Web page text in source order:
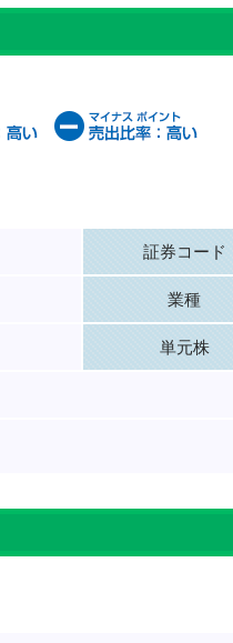
証券コード
業種
単元株